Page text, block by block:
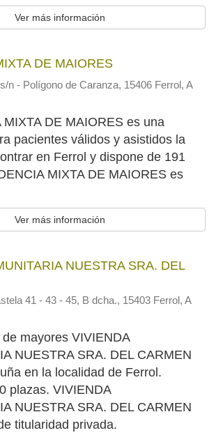
Ver más información
DE MAIORES
n - Polígono de Caranza, 15406 Ferrol, A
MIXTA DE MAIORES es una
pacientes válidos y asistidos la
en Ferrol y dispone de 191
MIXTA DE MAIORES es
Ver más información
NUESTRA SRA. DEL
41 - 43 - 45, B dcha., 15403 Ferrol, A
mayores VIVIENDA
NUESTRA SRA. DEL CARMEN
en la localidad de Ferrol.
plazas. VIVIENDA
NUESTRA SRA. DEL CARMEN
titularidad privada.